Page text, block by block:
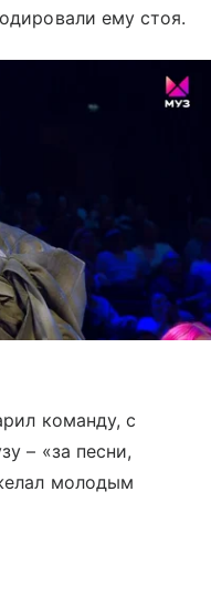
ему стоя.
команду, с
– «за песни,
молодым